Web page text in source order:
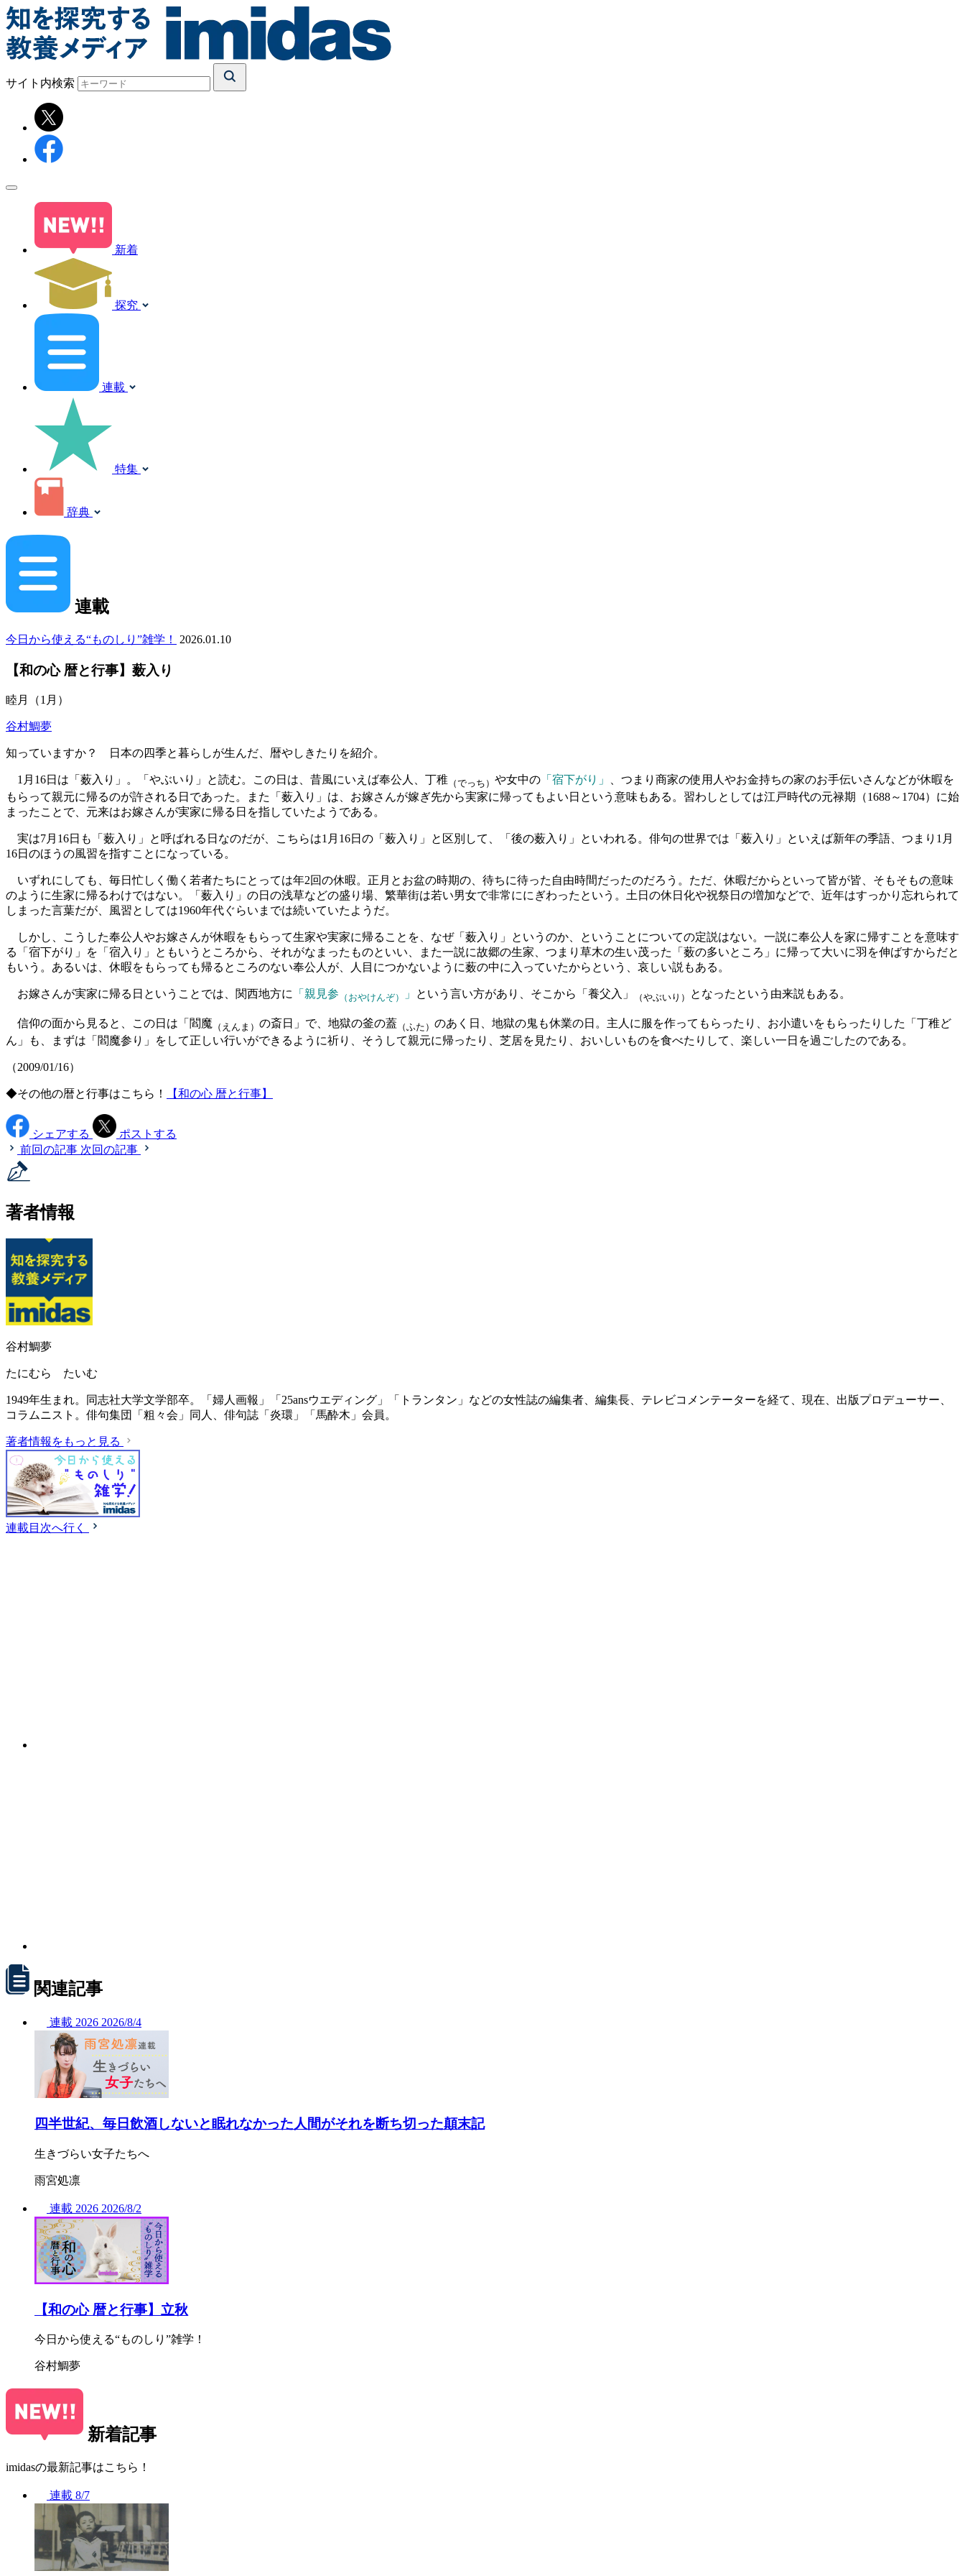
サイト内検索
新着
探究
連載
特集
辞典
連載
今日から使える“ものしり”雑学！ 2026.01.10
【和の心 暦と行事】薮入り
睦月（1月）
谷村鯛夢
知っていますか？ 日本の四季と暮らしが生んだ、暦やしきたりを紹介。
1月16日は「薮入り」。「やぶいり」と読む。この日は、昔風にいえば奉公人、丁稚 （でっち） や女中の 「宿下がり」
、つまり商家の使用人やお金持ちの家のお手伝いさんなどが休暇を
もらって親元に帰るのが許される日であった。また「薮入り」は、お嫁さんが嫁ぎ先から実家に帰ってもよい日という意味もある。習わしとしては江戸時代の元禄期（1688～1704）に始
まったことで、元来はお嫁さんが実家に帰る日を指していたようである。
実は7月16日も「薮入り」と呼ばれる日なのだが、こちらは1月16日の「薮入り」と区別して、「後の薮入り」といわれる。俳句の世界では「薮入り」といえば新年の季語、つまり1月
16日のほうの風習を指すことになっている。
いずれにしても、毎日忙しく働く若者たちにとっては年2回の休暇。正月とお盆の時期の、待ちに待った自由時間だったのだろう。ただ、休暇だからといって皆が皆、そもそもの意味
のように生家に帰るわけではない。「薮入り」の日の浅草などの盛り場、繁華街は若い男女で非常ににぎわったという。土日の休日化や祝祭日の増加などで、近年はすっかり忘れられて
しまった言葉だが、風習としては1960年代ぐらいまでは続いていたようだ。
しかし、こうした奉公人やお嫁さんが休暇をもらって生家や実家に帰ることを、なぜ「薮入り」というのか、ということについての定説はない。一説に奉公人を家に帰すことを意味す
る「宿下がり」を「宿入り」ともいうところから、それがなまったものといい、また一説に故郷の生家、つまり草木の生い茂った「薮の多いところ」に帰って大いに羽を伸ばすからだと
もいう。あるいは、休暇をもらっても帰るところのない奉公人が、人目につかないように薮の中に入っていたからという、哀しい説もある。
お嫁さんが実家に帰る日ということでは、関西地方に 「親見参 （おやけんぞ） 」 という言い方があり、そこから「養父入」 （やぶいり） となったという由来説もある。
信仰の面から見ると、この日は「閻魔 （えんま） の斎日」で、地獄の釜の蓋 （ふた） のあく日、地獄の鬼も休業の日。主人に服を作ってもらったり、お小遣いをもらったりした「丁稚ど
ん」も、まずは「閻魔参り」をして正しい行いができるように祈り、そうして親元に帰ったり、芝居を見たり、おいしいものを食べたりして、楽しい一日を過ごしたのである。
（2009/01/16）
◆その他の暦と行事はこちら！ 【和の心 暦と行事】
シェアする
ポストする
前回の記事 次回の記事
著者情報
谷村鯛夢
たにむら たいむ
1949年生まれ。同志社大学文学部卒。「婦人画報」「25ansウエディング」「トランタン」などの女性誌の編集者、編集長、テレビコメンテーターを経て、現在、出版プロデューサー、
コラムニスト。俳句集団「粗々会」同人、俳句誌「炎環」「馬酔木」会員。
著者情報をもっと見る
連載目次へ行く
関連記事
連載 2026 2026/8/4
四半世紀、毎日飲酒しないと眠れなかった人間がそれを断ち切った顛末記
生きづらい女子たちへ
雨宮処凛
連載 2026 2026/8/2
【和の心 暦と行事】立秋
今日から使える“ものしり”雑学！
谷村鯛夢
新着記事
imidasの最新記事はこちら！
連載 8/7